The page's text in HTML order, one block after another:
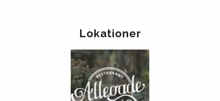
Lokationer